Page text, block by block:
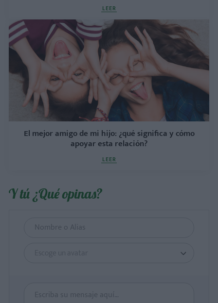
LEER
El mejor amigo de mi hijo: ¿qué significa y cómo
apoyar esta relación?
LEER
Y tú ¿Qué opinas?
Escoge un avatar